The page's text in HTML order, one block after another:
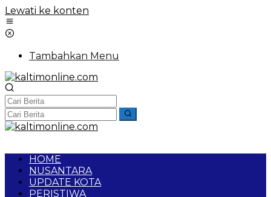
Lewati ke konten
Tambahkan Menu
HOME
NUSANTARA
UPDATE KOTA
PERISTIWA